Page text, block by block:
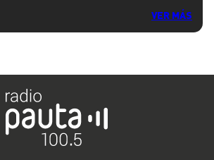
VER MÁS